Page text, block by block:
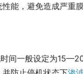
能，避免造成严重
间一般设定为